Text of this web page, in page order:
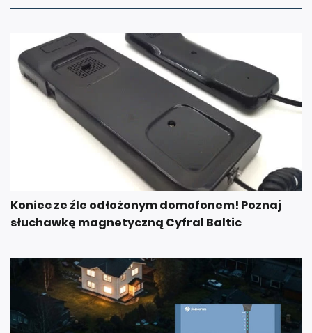
Koniec ze źle odłożonym domofonem! Poznaj
słuchawkę magnetyczną Cyfral Baltic